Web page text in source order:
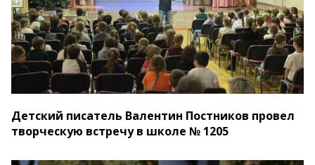
Детский писатель Валентин Постников провел
творческую встречу в школе № 1205